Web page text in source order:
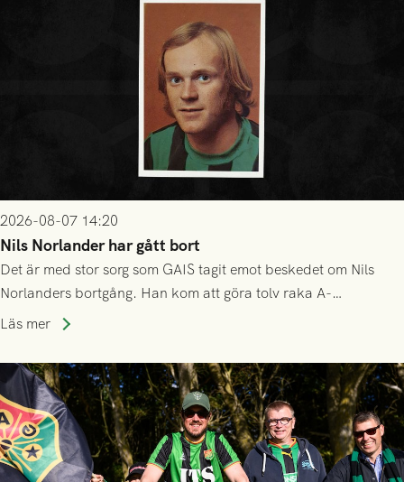
2026-08-07 14:20
Nils Norlander har gått bort
Det är med stor sorg som GAIS tagit emot beskedet om Nils
Norlanders bortgång. Han kom att göra tolv raka A-
lagssäsonger i Grönsvart och är en av få spelare som i GAIS
Läs mer